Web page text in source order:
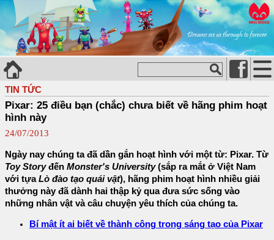
TIN TỨC
Pixar: 25 điều bạn (chắc) chưa biết về hãng phim hoạt
hình này
24/07/2013
Ngày nay chúng ta đã dần gắn hoạt hình với một từ: Pixar. Từ
Toy Storyđến Monster's University(sắp ra mắt ở Việt Nam
với tựaLò đào tạo quái vật), hãng phim hoạt hình nhiều giải
thưởng này đã dành hai thập kỷ qua đưa sức sống vào
những nhân vật và câu chuyện yêu thích của chúng ta.
Bí mật ít ai biết về thành công trong sáng tạo của Pixar